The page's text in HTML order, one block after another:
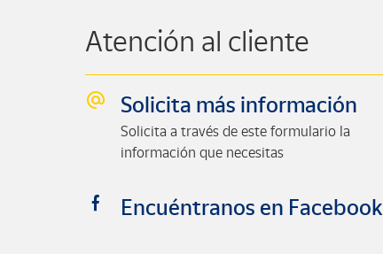
Atención al cliente
Solicita más información
Solicita a través de este formulario la
información que necesitas
Encuéntranos en Facebook